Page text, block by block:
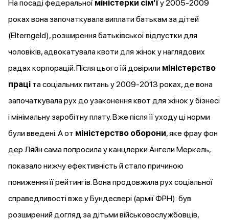
На посаді федеральної міністерки сімʼїу 2005-2009
роках вона започаткувала виплати батькам за дітей
(Elterngeld), розширення батьківської відпустки для
чоловіків, адвокатувала квоти для жінок у наглядових
радах корпорацій. Після цього їй довірили міністерство
праці та соціальних питань у 2009-2013 роках, де вона
започаткуваларух до узаконення квот для жінок у бізнесі
і мінімальну заробітну плату. Вже після її уходу ці норми
буливведені . А от міністерство оборони, яке фрау фон
дер Ляйн сама попросила у канцлерки Ангели Меркель,
показало нижчу ефективність й стало причиною
пониження її рейтингів. Вона продовжила рух соціальної
справедливості вже у Бундесвері (армії ФРН): був
розширений догляд за дітьми військовослужбовців,